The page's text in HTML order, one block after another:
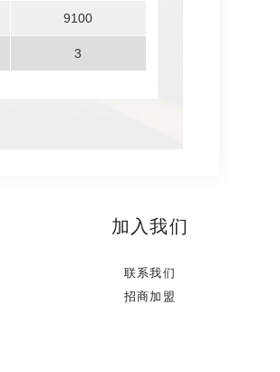
9100
3
加入我们
联系我们
招商加盟